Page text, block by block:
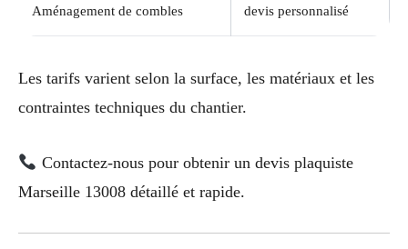
Aménagement de combles devis personnalisé
Les tarifs varient selon la surface, les matériaux et les
contraintes techniques du chantier.
Contactez-nous pour obtenir un devis plaquiste
Marseille 13008 détaillé et rapide.